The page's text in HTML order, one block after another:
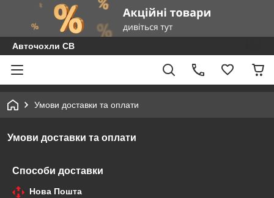
Авточохли СВ
Умови доставки та оплати
Умови доставки та оплати
Способи доставки
Нова Пошта